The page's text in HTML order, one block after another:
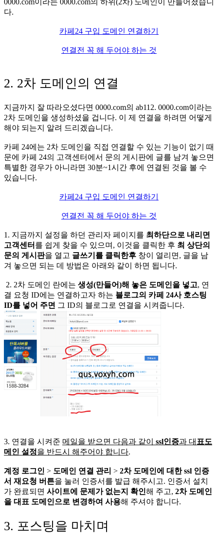
다.
카페24 구입 도메인 연결하기
연결전 꼭 해 두어야 하는 것
2. 2차 도메인의 연결
지금까지 잘 따라오셨다면 0000.com의 ab112. 0000.com이라는
2차 도메인을 생성하셨을 겁니다. 이 제 연결을 하려면 어떻게
해야 되는지 알려 드리겠습니다.
카페 24에는 2차 도메인을 직접 연결할 수 있는 기능이 없기 때
문에 카페 24의 고객센터에서 문의 게시판에 글를 남겨 놓으면
특별한 경우가 아니라면 30분~1시간 후에 연결된 것을 볼 수
있습니다.
카페24 구입 도메인 연결하기
연결전 꼭 해 두어야 하는 것
1. 지금까지 설정을 하던 관리자 페이지를 최하단으로 내리면
고객센터 를 쉽게 찾을 수 있으며, 이것을 클릭한 후 최 상단의
문의 게시판을 열고 글쓰기를 클릭한후 창이 열리면, 글을 남
겨 놓으면 되는 데 방법은 아래와 같이 하면 됩니다.
2. 2차 도메인 란에는 생성(만들어)해 놓은 도메인을 넣고, 연
결 요청 ID에는 연결하고자 하는 블로그의 카페 24사 호스팅
ID를 넣어 주면 그 ID의 블로그로 연결을 시켜줍니다.
3. 연결을 시켜준 메일을 받으면 다음과 같이 ssl인증과 대 표도
메인 설정을 반드시 해주어야 합니다.
계정 로그인 > 도메인 연결 관리 > 2차 도메인에 대한 ssl 인증
서 재요청 버튼을 눌러 인증서를 발급 해주시고. 인증서 설치
가 완료되면 사이트에 문제가 없는지 확인해 주고, 2차 도메인
을 대표 도메인으로 변경하여 사용해 주셔야 합니다.
3. 포스팅을 마치며